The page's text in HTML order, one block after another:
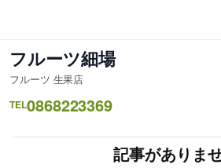
を
ス
キ
ッ
フルーツ細場
フルーツ 生果店
TEL0868223369
記事がありま